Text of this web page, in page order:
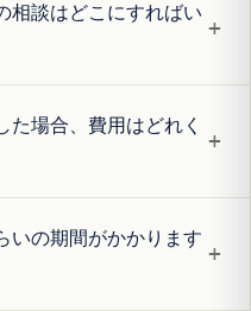
相談はどこにすればい
+
た場合、費用はどれく
+
いの期間がかかります
+